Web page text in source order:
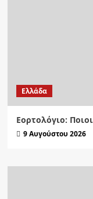
Ελλάδα
Εορτολόγιο:
9 Αυγούστου 2026